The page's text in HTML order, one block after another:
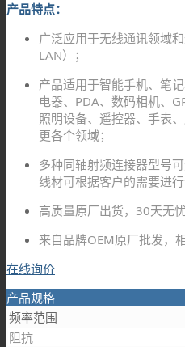
产品特点：
广泛应用于无线通讯领域
LAN）；
产品适用于智能手机、笔
电器、PDA、数码相机、
照明设备、遥控器、手表
更各个领域；
多种同轴射频连接器型号
线材可根据客户的需要进行
高质量原厂出货，30天无忧
来自品牌OEM原厂批发，
在线询价
产品规格
频率范围
阻抗